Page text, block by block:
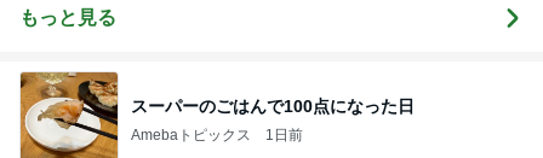
ハウ発信＆ア
レンジ楽譜販
もっと見る
スーパーのごはんで100点になった日
Amebaトピックス 1日前